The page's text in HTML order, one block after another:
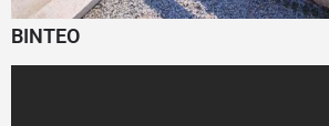
ΒΙΝΤΕΟ